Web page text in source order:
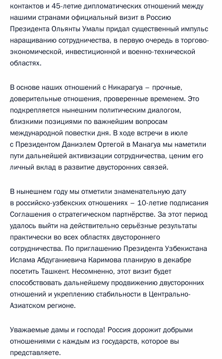
контактов и 45-летие дипломатических отношений между
нашими странами официальный визит в Россию
Президента Ольянты Умалы придал существенный импульс
наращиванию сотрудничества, в первую очередь в торгово-
экономической, инвестиционной и военно-технической
областях.
В основе наших отношений с Никарагуа – прочные,
доверительные отношения, проверенные временем. Это
подкрепляется нынешним политическим диалогом,
близкими позициями по важнейшим вопросам
международной повестки дня. В ходе встречи в июле
с Президентом Даниэлем Ортегой в Манагуа мы наметили
пути дальнейшей активизации сотрудничества, ценим его
личный вклад в развитие двусторонних связей.
В нынешнем году мы отметили знаменательную дату
в российско-узбекских отношениях – 10-летие подписания
Соглашения о стратегическом партнёрстве. За этот период
удалось выйти на действительно серьёзные результаты
практически во всех областях двустороннего
сотрудничества. По приглашению Президента Узбекистана
Ислама Абдуганиевича Каримова планирую в декабре
посетить Ташкент. Несомненно, этот визит будет
способствовать дальнейшему продвижению двусторонних
отношений и укреплению стабильности в Центрально-
Азиатском регионе.
Уважаемые дамы и господа! Россия дорожит добрыми
отношениями с каждым из государств, которое вы
представляете.